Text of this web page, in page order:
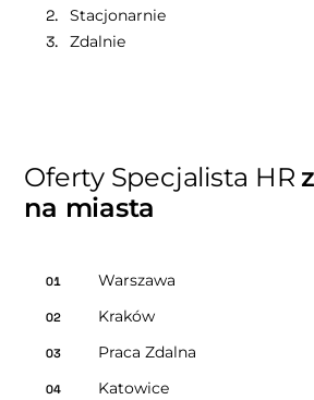
Stacjonarnie
Zdalnie
Oferty Specjalista HR
na miasta
01 Warszawa
02 Kraków
03 Praca Zdalna
04 Katowice